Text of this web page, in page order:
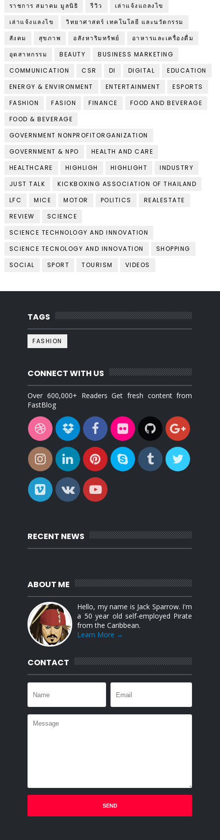
ราชการ สมาคม มูลนิธิ
รีวิว
เล่าแจ้งแถลงไข
เล่าแจ้งแลงไข
วิทยาศาสตร์ เทคโนโลยี และนวัตกรรม
สังคม
สุขภาพ อสังหาริมทรัพย์
อาหารและเครื่องดื่ม
อุตสาหกรรม
BEAUTY
BUSINESS MARKETING
COMMUNICATION
CSR DI DIGITAL
EDUCATION
ENERGY & ENVIRONMENT
ENTERTAINMENT
ESPORTS
FASHION
FASION FINANCE
FOOD AND BEVERAGE
FOOD & BEVERAGE
GOVERNMENT NONPROFITORGANIZATION
GOVERNMENT & NPO
HEALTH AND CARE
HEALTHCARE
HIGHLIGH HIGHLIGHT
INDUSTRY
JUST TALK
KICKBOXING ASSOCIATION OF THAILAND
LFC
MICE MOTOR POLITICS
REALESTATE
REVIEW
SCIENCE
SCIENCE TECHNOLOGY AND INNOVATION
SCIENCE TECNOLOGY AND INNOVATION
SHOPPING
SOCIAL
SPORT TOURISM VIDEOS
TAGS
FASHION
CONNECT WITH US
Over 600,000+ Readers Get fresh content from
FastBlog
RECENT NEWS
ABOUT ME
Hello, my name is Jack Sparrow. I'm
a 50 year old self-employed Pirate
from the Caribbean.
Learn More →
CONTACT